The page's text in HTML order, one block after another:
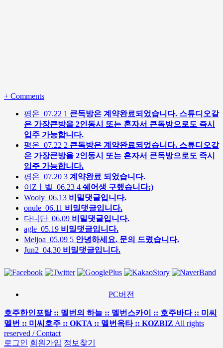
+ Comments
평온 07.22 1 큰독방은 계약완료되었습니다. 스튜디오같
은 가장큰방을 2인동시 또는 혼자서 큰독방으로도 즉시
입주 가능합니다.
평온 07.22 2 큰독방은 계약완료되었습니다. 스튜디오같
은 가장큰방을 2인동시 또는 혼자서 큰독방으로도 즉시
입주 가능합니다.
평온 07.20 3 계약완료 되었습니다.
이Zㅏ벨 06.23 4 쉐어생 구했습니다:)
Wooly 06.13 비밀댓글입니다.
onule 06.11 비밀댓글입니다.
다니단 06.09 비밀댓글입니다.
agle 05.19 비밀댓글입니다.
Meljoa 05.09 5 안녕하세요. 문의 드렸습니다.
Jun2 04.30 비밀댓글입니다.
PC버전
호주한인포탈 :: 멜번의 하늘 :: 멜번스카이 :: 호주바다 :: 미씨
멜번 :: 미씨호주 :: OKTA :: 멜번옥타 :: KOZBIZ All rights
reserved / Contact
로그인 회원가입 정보찾기